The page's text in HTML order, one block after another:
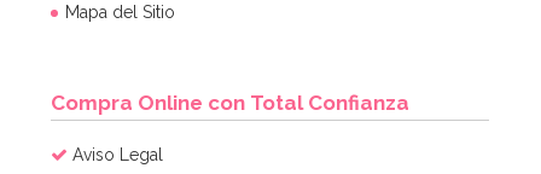
Mapa del Sitio
Compra Online con Total Confianza
Aviso Legal